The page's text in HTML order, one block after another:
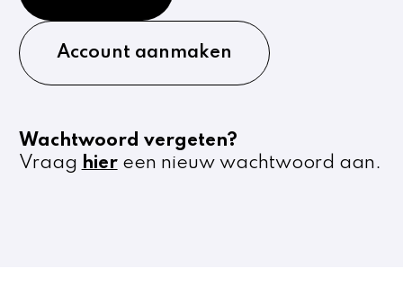
Account aanmaken
Wachtwoord vergeten?
Vraag hiereen nieuw wachtwoord aan.